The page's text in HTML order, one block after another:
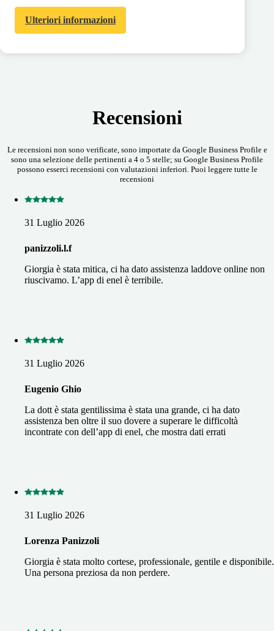
Ulteriori informazioni
Recensioni
Le recensioni non sono verificate, sono importate da Google Business Profile e
sono una selezione delle pertinenti a 4 o 5 stelle; su Google Business Profile
possono esserci recensioni con valutazioni inferiori. Puoi leggere tutte le
recensioni
31 Luglio 2026
panizzoli.l.f
Giorgia è stata mitica, ci ha dato assistenza laddove online non
riuscivamo. L’app di enel è terribile.
31 Luglio 2026
Eugenio Ghio
La dott è stata gentilissima è stata una grande, ci ha dato
assistenza ben oltre il suo dovere a superare le difficoltà
incontrate con dell’app di enel, che mostra dati errati
31 Luglio 2026
Lorenza Panizzoli
Giorgia è stata molto cortese, professionale, gentile e disponibile.
Una persona preziosa da non perdere.